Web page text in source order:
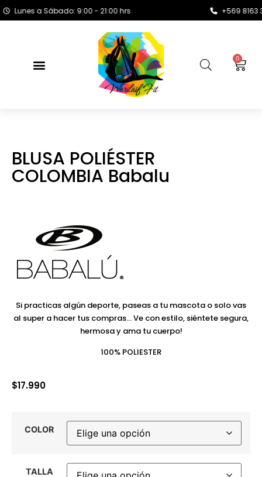
a Sábado: 9:00 - 21:00 hrs +569 8163
0
BLUSA POLIÉSTER
COLOMBIA Babalu
Si practicas algún deporte, paseas a tu mascota o solo vas
al super a hacer tus compras… Ve con estilo, siéntete segura,
hermosa y ama tu cuerpo!
100% POLIESTER
$17.990
COLOR
TALLA